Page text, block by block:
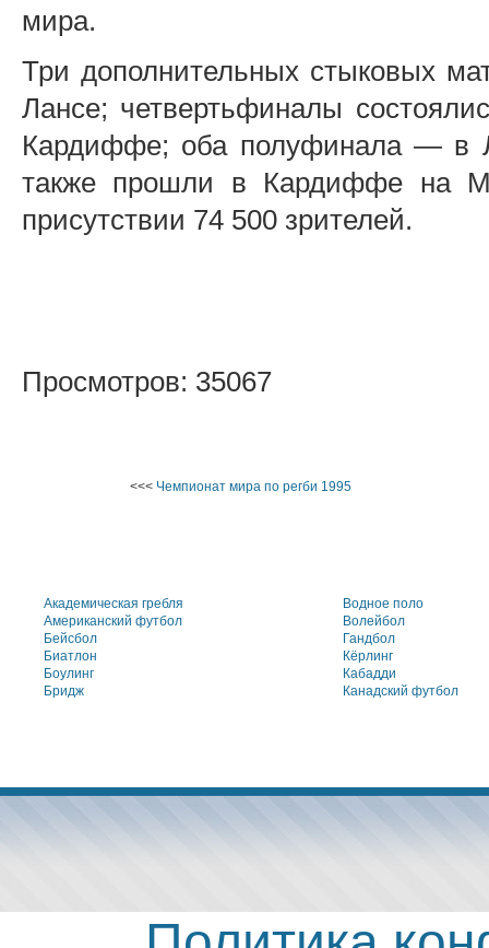
мира.
Три дополнительных стыковых
Лансе; четвертьфиналы
Кардиффе; оба полуфинала — в
также прошли в Кардиффе на
присутствии 74 500 зрителей.
Просмотров: 35067
<<< Чемпионат мира по регби 1995
Академическая гребля
Американский футбол
Бейсбол
Биатлон
Боулинг
Бридж
Водное поло
Волейбол
Гандбол
Кёрлинг
Кабадди
Канадский футбол